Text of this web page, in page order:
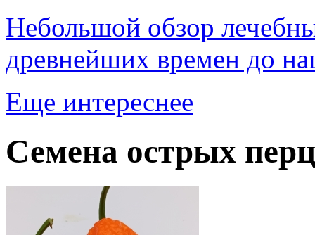
Небольшой обзор
древнейших времен до
Еще интереснее
Семена острых